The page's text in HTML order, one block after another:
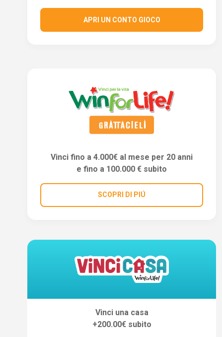
APRI UN CONTO GIOCO
Vinci fino a 4.000€ al mese per 20 anni
e fino a 100.000 € subito
SCOPRI DI PIÚ
Vinci una casa
+200.00€ subito